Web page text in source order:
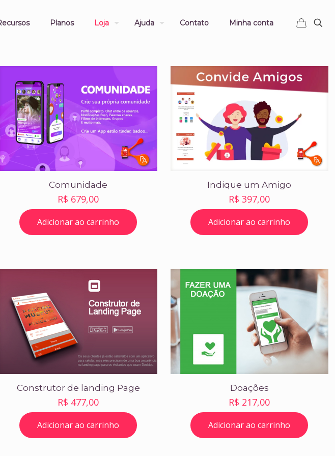
Planos Loja Ajuda Contato Minha conta
Comunidade
R$ 679,00
Adicionar ao carrinho
Indique um Amigo
R$ 397,00
Adicionar ao carrinho
Construtor de landing Page
R$ 477,00
Adicionar ao carrinho
Doações
R$ 217,00
Adicionar ao carrinho